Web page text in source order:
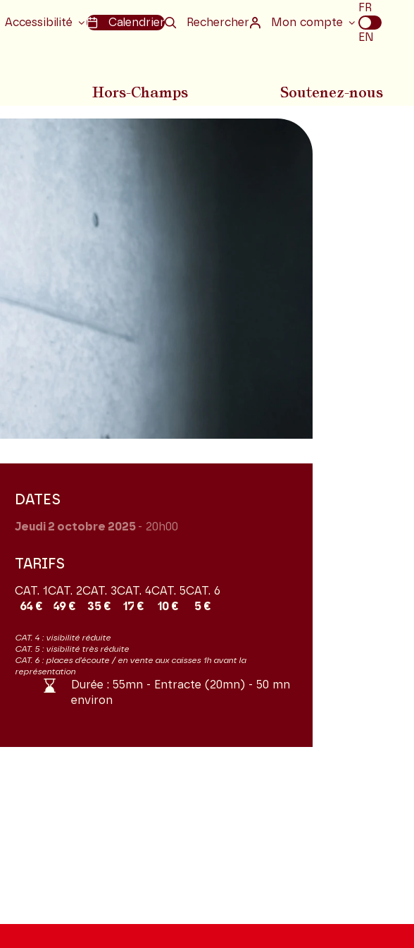
Accessibilité Calendrier Rechercher Mon compte
Choix
de
la
FR
EN
Hors-Champs Soutenez-nous
DATES
Jeudi 2 octobre 2025 - 20h00
TARIFS
CAT. 1
64 €
CAT. 2
49 €
CAT. 3
35 €
CAT. 4
17 €
CAT. 5
10 €
CAT. 6
5 €
CAT. 4 : visibilité réduite
CAT. 5 : visibilité très réduite
CAT. 6 : places d'écoute / en vente aux caisses 1h avant la
représentation
Durée : 55mn - Entracte (20mn) - 50 mn
environ